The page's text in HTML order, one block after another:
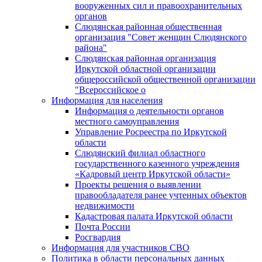
вооруженных сил и правоохранительных
органов
Слюдянская районная общественная
организация "Совет женщин Слюдянского
района"
Слюдянская районная организация
Иркутской областной организации
общероссийской общественной организации
"Всероссийское о
Информация для населения
Информация о деятельности органов
местного самоуправления
Управление Росреестра по Иркутской
области
Слюдянский филиал областного
государственного казенного учреждения
«Кадровый центр Иркутской области»
Проекты решения о выявлении
правообладателя ранее учтенных объектов
недвижимости
Кадастровая палата Иркутской области
Почта России
Росгвардия
Информация для участников СВО
Политика в области персональных данных